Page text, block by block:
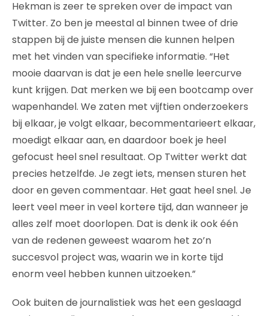
Hekman is zeer te spreken over de impact van
Twitter. Zo ben je meestal al binnen twee of drie
stappen bij de juiste mensen die kunnen helpen
met het vinden van specifieke informatie. “Het
mooie daarvan is dat je een hele snelle leercurve
kunt krijgen. Dat merken we bij een bootcamp over
wapenhandel. We zaten met vijftien onderzoekers
bij elkaar, je volgt elkaar, becommentarieert elkaar,
moedigt elkaar aan, en daardoor boek je heel
gefocust heel snel resultaat. Op Twitter werkt dat
precies hetzelfde. Je zegt iets, mensen sturen het
door en geven commentaar. Het gaat heel snel. Je
leert veel meer in veel kortere tijd, dan wanneer je
alles zelf moet doorlopen. Dat is denk ik ook één
van de redenen geweest waarom het zo’n
succesvol project was, waarin we in korte tijd
enorm veel hebben kunnen uitzoeken.”
Ook buiten de journalistiek was het een geslaagd